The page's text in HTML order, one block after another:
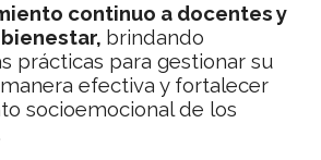
continuo a docentes y
brindando
prácticas para gestionar su
efectiva y fortalecer
socioemocional de los